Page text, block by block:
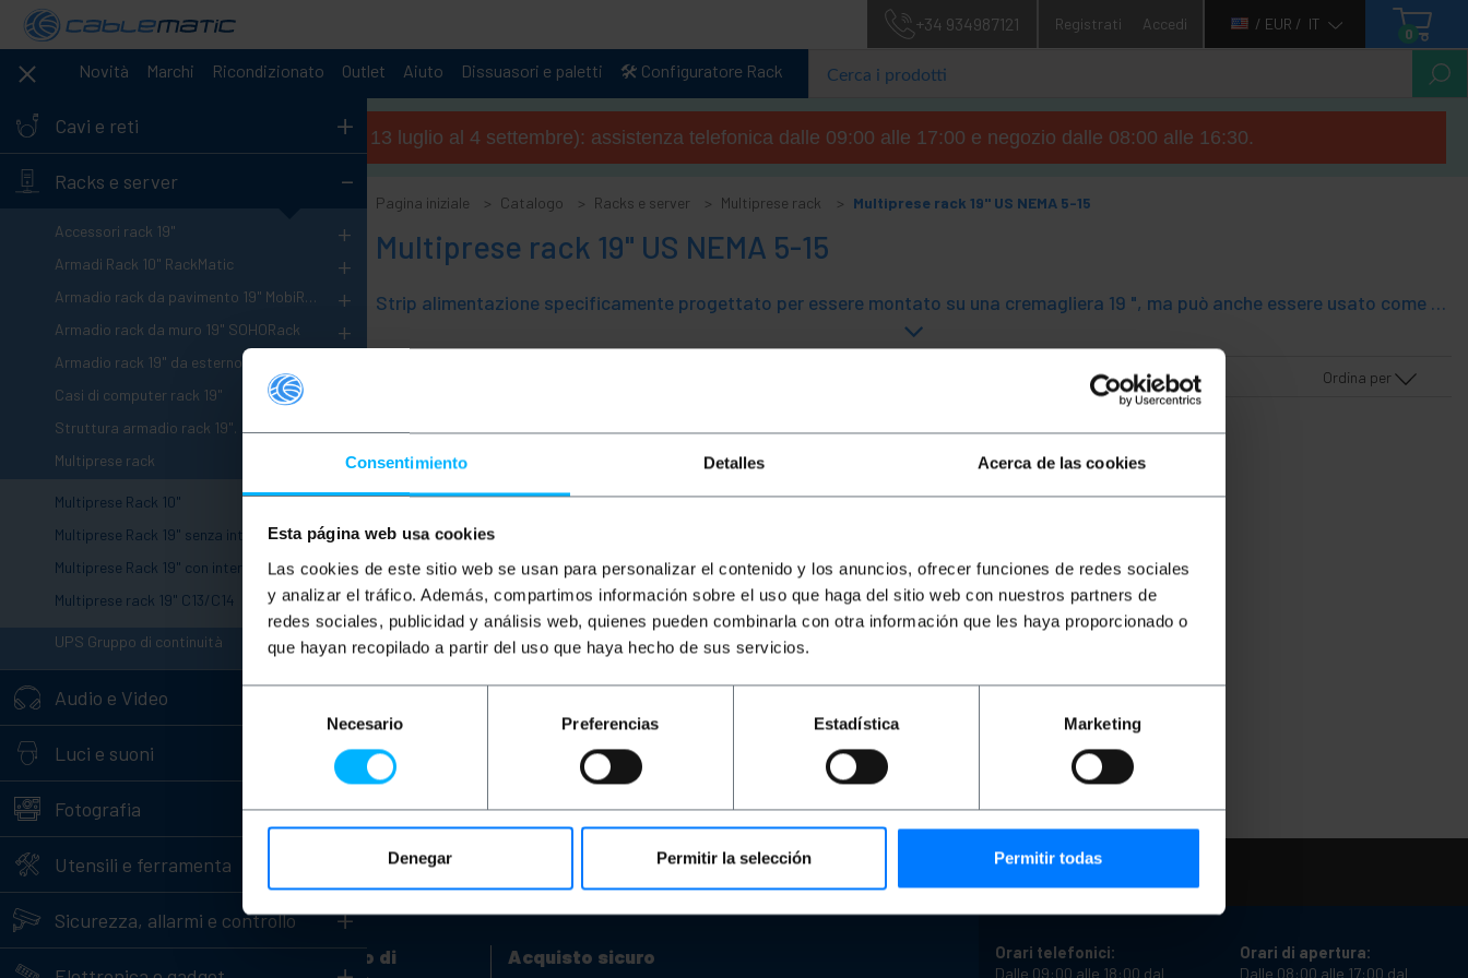
Consentimiento Detalles Acerca de las cookies
Esta página web usa cookies
Las cookies de este sitio web se usan para personalizar el contenido y los anuncios, ofrecer funciones de redes sociales
y analizar el tráfico. Además, compartimos información sobre el uso que haga del sitio web con nuestros partners de
redes sociales, publicidad y análisis web, quienes pueden combinarla con otra información que les haya proporcionado o
que hayan recopilado a partir del uso que haya hecho de sus servicios.
de
consentimiento
Necesario Preferencias Estadística Marketing
Denegar Permitir la selección Permitir todas
+34 934987121 Registrati Accedi / EUR / IT
0
Novità Marchi Ricondizionato Outlet Aiuto Dissuasori e paletti 🛠️ Configuratore Rack
Cavi e reti +
Racks e server -
Accessori rack 19" +
Armadi Rack 10" RackMatic +
Armadio rack da pavimento 19" MobiRack +
Armadio rack da muro 19" SOHORack +
Armadio rack 19" da esterno IP55
Casi di computer rack 19"
Struttura armadio rack 19".
Multiprese rack
-
Multiprese Rack 10"
Multiprese Rack 19" senza interruttore
Multiprese Rack 19" con interruttore
Multiprese rack 19" C13/C14
UPS Gruppo di continuità +
Audio e Video +
Luci e suoni +
Fotografia +
Utensili e ferramenta
Sicurezza, allarmi e controllo +
Orario estivo (dal 13 luglio al 4 settembre): assistenza telefonica dalle 09:00 alle 17:00 e negozio dalle 08:00 alle 16:30.
Pagina iniziale Catalogo Racks e server Multiprese rack Multiprese rack 19" US NEMA 5-15
Multiprese rack 19" US NEMA 5-15
Strip alimentazione specificamente progettato per essere montato su una cremagliera 19 ", ma può anche essere usato come una striscia di alimentazione standard non è installato in armadio rack. Struttura montata su un estruso di alluminio. Il terminale occupa un elevato rack 1U . striscia di alimentazione in base alle norme NEMA 5-15, per il mercato statunitense.
Ordina per
Nessun risultato trovato per la tua ricerca.
Hai bisogno di aiuto? Per favore, controlla le nostre FAQ e pagine di aiuto
Servizio Clienti
A proposito di
Acquisto sicuro
Orari telefonici:
Dalle 09:00 alle 18:00 dal
Orari di apertura:
Dalle 08:00 alle 17:00 dal